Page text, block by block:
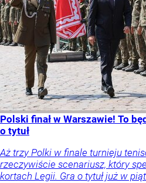
Polski finał w Warszawie! To
o tytuł
Aż trzy Polki w finale turnieju
rzeczywiście scenariusz, który
kortach Legii. Gra o tytuł już w